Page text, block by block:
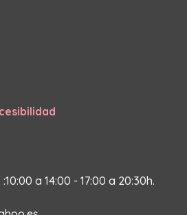
a 14:00 - 17:00 a 20:30h.